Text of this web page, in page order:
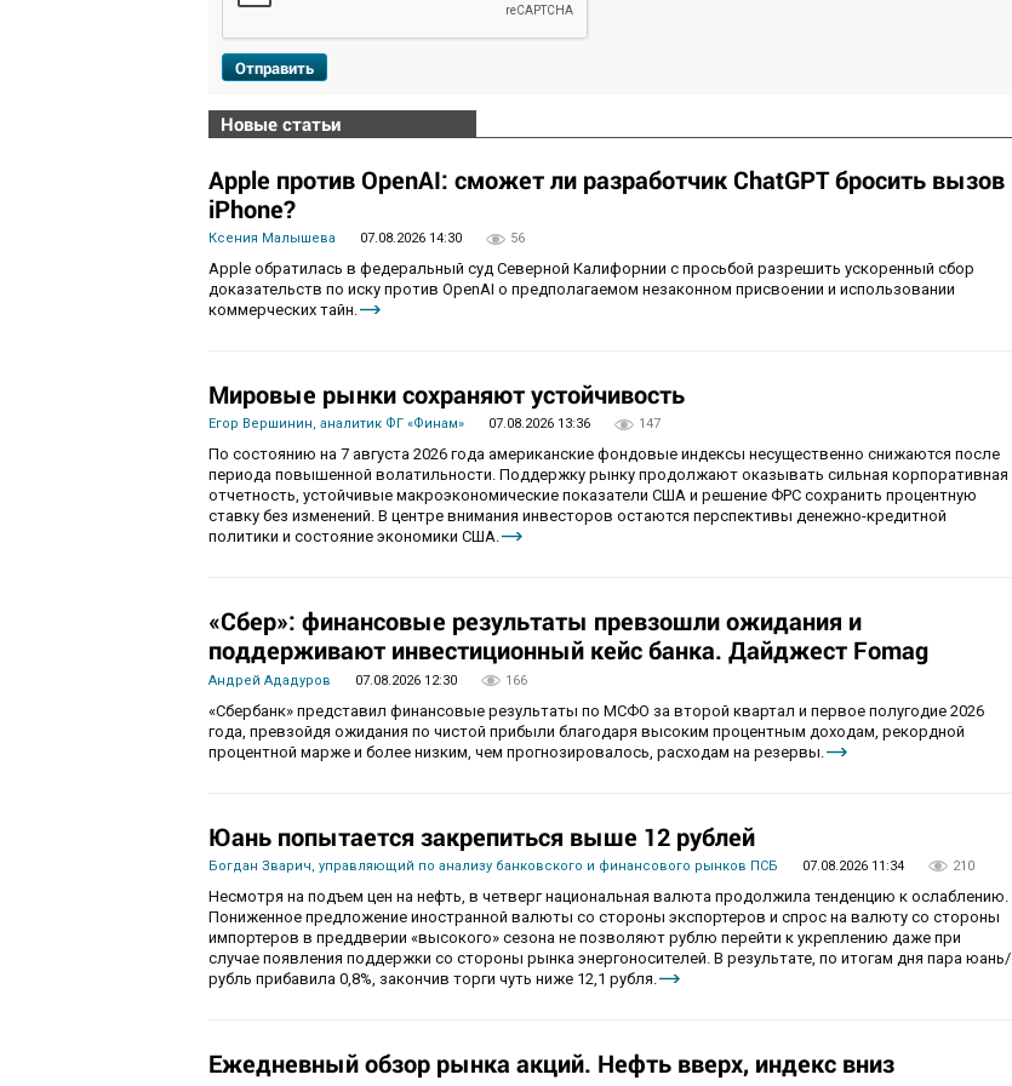
Отправить
Новые статьи
Apple против OpenAI: сможет ли разработчик ChatGPT бросить вызов
iPhone?
Ксения Малышева 07.08.2026 14:30 56
Apple обратилась в федеральный суд Северной Калифорнии с просьбой разрешить ускоренный сбор
доказательств по иску против OpenAI о предполагаемом незаконном присвоении и использовании
коммерческих тайн.
Мировые рынки сохраняют устойчивость
Егор Вершинин, аналитик ФГ «Финам» 07.08.2026 13:36 147
По состоянию на 7 августа 2026 года американские фондовые индексы несущественно снижаются после
периода повышенной волатильности. Поддержку рынку продолжают оказывать сильная корпоративная
отчетность, устойчивые макроэкономические показатели США и решение ФРС сохранить процентную
ставку без изменений. В центре внимания инвесторов остаются перспективы денежно-кредитной
политики и состояние экономики США.
«Сбер»: финансовые результаты превзошли ожидания и
поддерживают инвестиционный кейс банка. Дайджест Fomag
Андрей Ададуров 07.08.2026 12:30 166
«Сбербанк» представил финансовые результаты по МСФО за второй квартал и первое полугодие 2026
года, превзойдя ожидания по чистой прибыли благодаря высоким процентным доходам, рекордной
процентной марже и более низким, чем прогнозировалось, расходам на резервы.
Юань попытается закрепиться выше 12 рублей
Богдан Зварич, управляющий по анализу банковского и финансового рынков ПСБ 07.08.2026 11:34 210
Несмотря на подъем цен на нефть, в четверг национальная валюта продолжила тенденцию к ослаблению.
Пониженное предложение иностранной валюты со стороны экспортеров и спрос на валюту со стороны
импортеров в преддверии «высокого» сезона не позволяют рублю перейти к укреплению даже при
случае появления поддержки со стороны рынка энергоносителей. В результате, по итогам дня пара юань/
рубль прибавила 0,8%, закончив торги чуть ниже 12,1 рубля.
Ежедневный обзор рынка акций. Нефть вверх, индекс вниз